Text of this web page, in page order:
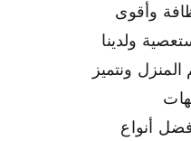
وأقوى
ولدينا
ونتميز
أنواع